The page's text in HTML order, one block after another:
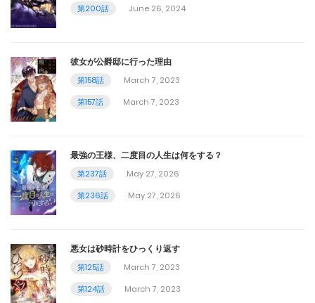
第91話
第90話
June 17, 2023
第89話
June 5, 2023
第88話
May 30, 2023
May 23, 2023
第86話
第200話
June 26, 2024
彼女が公爵邸に行った理由
第158話
March 7, 2023
第157話
March 7, 2023
最強の王様、二度目の人生は何をする？
第237話
May 27, 2026
第236話
May 27, 2026
悪女は砂時計をひっくり返す
第125話
March 7, 2023
第124話
March 7, 2023